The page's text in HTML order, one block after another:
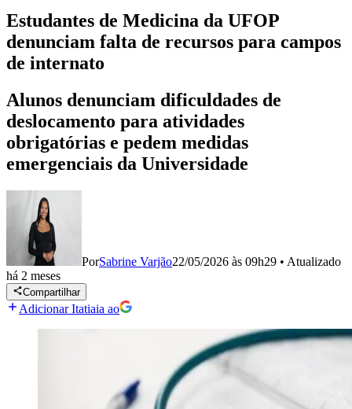
Estudantes de Medicina da UFOP
denunciam falta de recursos para campos
de internato
Alunos denunciam dificuldades de
deslocamento para atividades
obrigatórias e pedem medidas
emergenciais da Universidade
PorSabrine Varjão22/05/2026 às 09h29 • Atualizado
há 2 meses
Compartilhar
Adicionar Itatiaia ao